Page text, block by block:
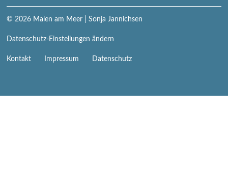
© 2026 Malen am Meer | Sonja Jannichsen
Datenschutz-Einstellungen ändern
Navigation
Kontakt Impressum Datenschutz